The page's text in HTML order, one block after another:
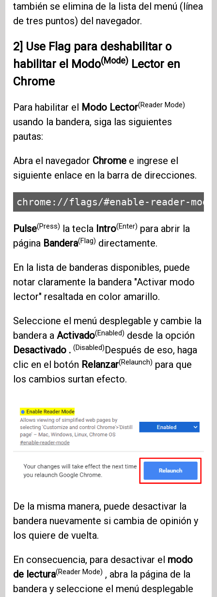
también se elimina de la lista del menú (línea
de tres puntos) del navegador.
2] Use Flag para deshabilitar o
habilitar el
Modo(Mode) Lector en
Chrome
Para habilitar el Modo Lector(Reader Mode)
usando la bandera, siga las siguientes
pautas:
Abra el navegador Chrome e ingrese el
siguiente enlace en la barra de direcciones.
chrome://flags/#enable-reader-mode
Pulse(Press) la tecla Intro(Enter) para abrir la
página Bandera(Flag) directamente.
En la lista de banderas disponibles, puede
notar claramente la bandera "Activar modo
lector" resaltada en color amarillo.
Seleccione el menú desplegable y cambie la
bandera aActivado(Enabled) desde la opción
Desactivado .(Disabled)Después de eso, haga
clic en el botón Relanzar(Relaunch) para que
los cambios surtan efecto.
De la misma manera, puede desactivar la
bandera nuevamente si cambia de opinión y
los quiere de vuelta.
En consecuencia, para desactivar el modo
de lectura(Reader Mode) , abra la página de la
bandera y seleccione el menú desplegable